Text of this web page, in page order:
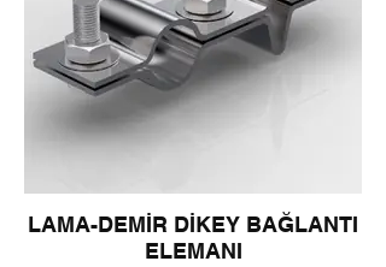
LAMA-DEMİR DİKEY BAĞLANTI
ELEMANI